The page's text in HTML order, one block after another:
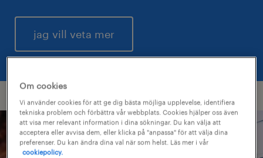
jag vill veta mer
Om cookies
Vi använder cookies för att ge dig bästa möjliga upplevelse, identifiera
tekniska problem och förbättra vår webbplats. Cookies hjälper oss även
att visa mer relevant information i dina sökningar. Du kan välja att
acceptera eller avvisa dem, eller klicka på "anpassa" för att välja dina
preferenser. Du kan ändra dina val när som helst. Läs mer i vår
cookiepolicy.